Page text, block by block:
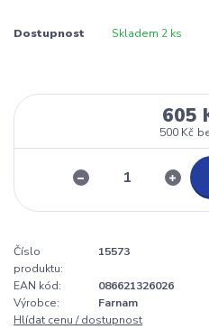
Dostupnost Skladem 2 ks
605
500 Kč
Číslo
produktu:
15573
EAN kód:
086621326026
Výrobce:
Farnam
Hlídat cenu / dostupnost